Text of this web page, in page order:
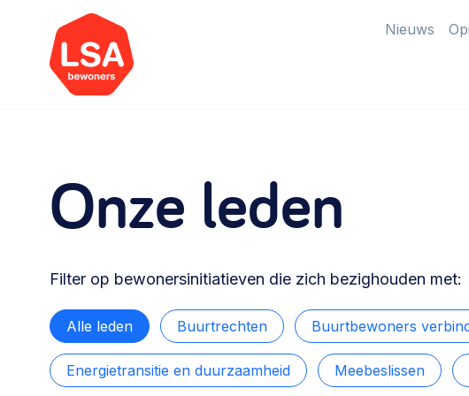
Nieuws
Rechtsvormen, positionering,
organisatiemodellen >
Vrijwilligers en medewerkers
betaalde krachten >
Eigen
Buurtbewoners verbinden
Onze leden
Filter op bewonersinitiatieven die zich bezighouden met:
Alle leden Buurtrechten Buurtbewoners
Energietransitie en duurzaamheid Meebeslissen